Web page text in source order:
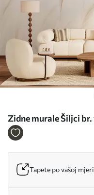
Zidne murale Šiljci br.
Tapete po vašoj mjeri